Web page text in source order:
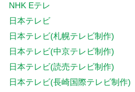
NHK Eテレ
日本テレビ
日本テレビ(札幌テレビ制作)
日本テレビ(中京テレビ制作)
日本テレビ(読売テレビ制作)
日本テレビ(長崎国際テレビ制作)